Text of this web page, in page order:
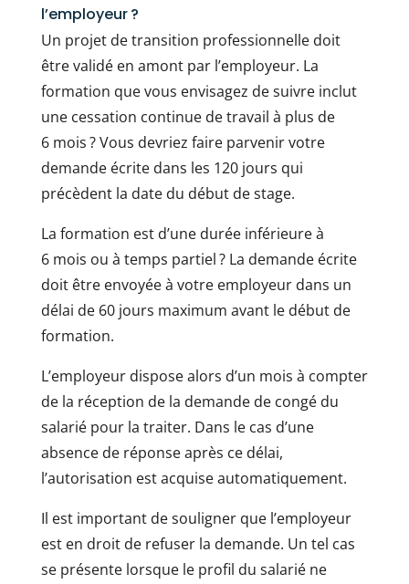
l’employeur ?
Un projet de transition professionnelle doit
être validé en amont par l’employeur. La
formation que vous envisagez de suivre inclut
une cessation continue de travail à plus de
6 mois ? Vous devriez faire parvenir votre
demande écrite dans les 120 jours qui
précèdent la date du début de stage.
La formation est d’une durée inférieure à
6 mois ou à temps partiel ? La demande écrite
doit être envoyée à votre employeur dans un
délai de 60 jours maximum avant le début de
formation.
L’employeur dispose alors d’un mois à compter
de la réception de la demande de congé du
salarié pour la traiter. Dans le cas d’une
absence de réponse après ce délai,
l’autorisation est acquise automatiquement.
Il est important de souligner que l’employeur
est en droit de refuser la demande. Un tel cas
se présente lorsque le profil du salarié ne